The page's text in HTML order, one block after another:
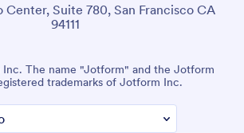
Center, Suite 780, San Francisco CA
94111
The name "Jotform" and the Jotform
trademarks of Jotform Inc.